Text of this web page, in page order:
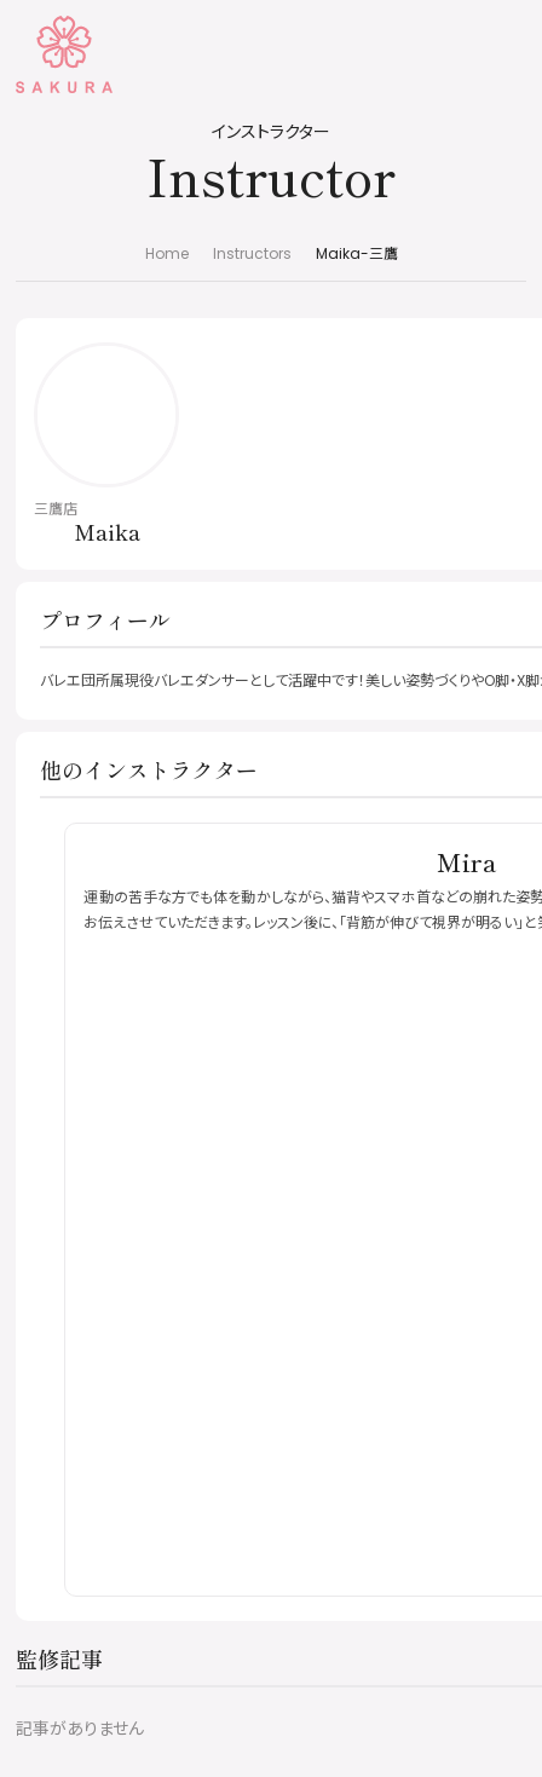
インストラクター
Instructor
Home Instructors Maika-三鷹
三鷹店
Maika
プロフィール
バレエ団所属現役バレエダンサーとして活躍中です！美しい姿勢づくりやO脚・X
他のインストラクター
Mira
運動の苦手な方でも体を動かしながら、猫背やスマホ首などの崩れた姿勢
お伝えさせていただきます。レッスン後に、「背筋が伸びて視界が明るい
監修記事
記事がありません